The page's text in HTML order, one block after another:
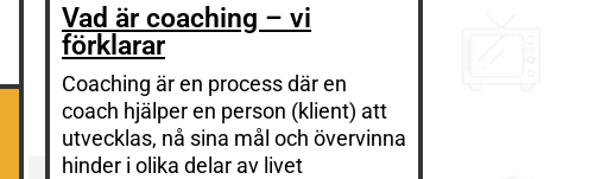
Vad är coaching – vi
förklarar
Coaching är en process där en
coach hjälper en person (klient) att
utvecklas, nå sina mål och övervinna
hinder i olika delar av livet